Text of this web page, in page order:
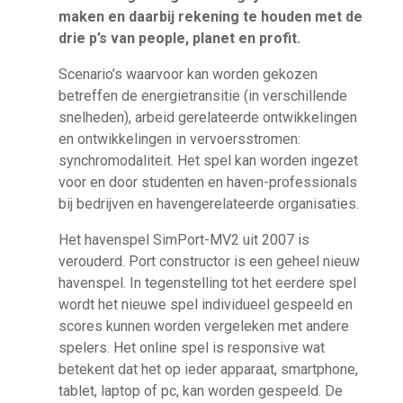
maken en daarbij rekening te houden met de
drie p’s van people, planet en profit.
Scenario’s waarvoor kan worden gekozen
betreffen de energietransitie (in verschillende
snelheden), arbeid gerelateerde ontwikkelingen
en ontwikkelingen in vervoersstromen:
synchromodaliteit. Het spel kan worden ingezet
voor en door studenten en haven-professionals
bij bedrijven en havengerelateerde organisaties.
Het havenspel SimPort-MV2 uit 2007 is
verouderd. Port constructor is een geheel nieuw
havenspel. In tegenstelling tot het eerdere spel
wordt het nieuwe spel individueel gespeeld en
scores kunnen worden vergeleken met andere
spelers. Het online spel is responsive wat
betekent dat het op ieder apparaat, smartphone,
tablet, laptop of pc, kan worden gespeeld. De